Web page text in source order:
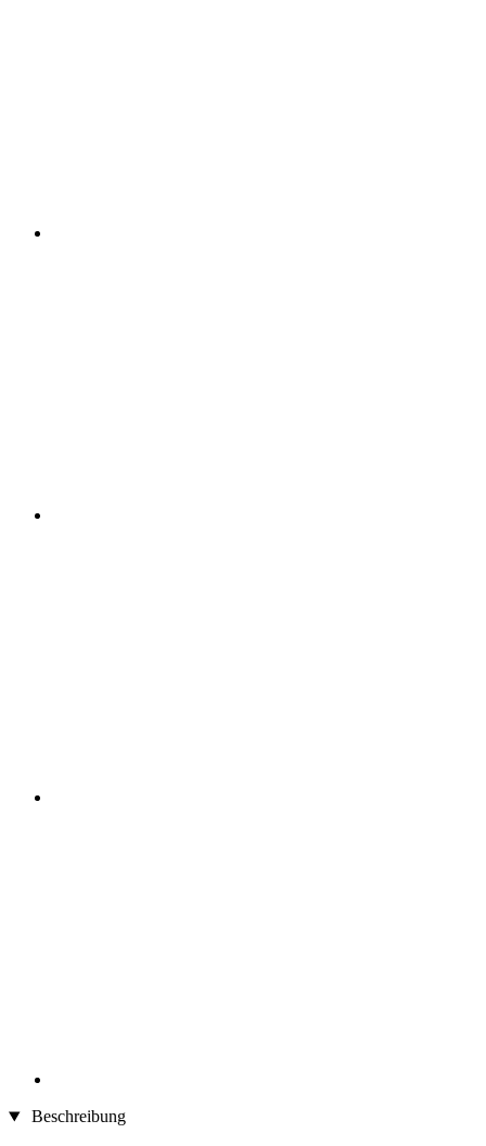
Beschreibung